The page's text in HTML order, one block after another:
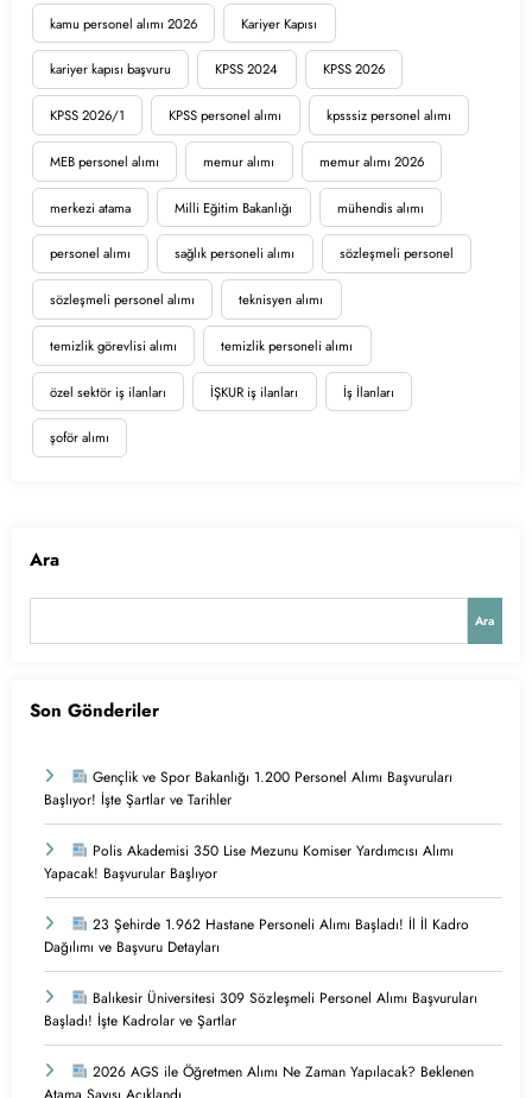
kamu personel alımı 2026 Kariyer Kapısı
kariyer kapısı başvuru KPSS 2024 KPSS 2026
KPSS 2026/1 KPSS personel alımı kpsssiz personel alımı
MEB personel alımı memur alımı memur alımı 2026
merkezi atama Milli Eğitim Bakanlığı mühendis alımı
personel alımı sağlık personeli alımı sözleşmeli personel
sözleşmeli personel alımı teknisyen alımı
temizlik görevlisi alımı temizlik personeli alımı
özel sektör iş ilanları İŞKUR iş ilanları İş İlanları
şoför alımı
Ara
Ara
Son Gönderiler
Gençlik ve Spor Bakanlığı 1.200 Personel Alımı Başvuruları
Başlıyor! İşte Şartlar ve Tarihler
Polis Akademisi 350 Lise Mezunu Komiser Yardımcısı Alımı
Yapacak! Başvurular Başlıyor
23 Şehirde 1.962 Hastane Personeli Alımı Başladı! İl İl Kadro
Dağılımı ve Başvuru Detayları
Balıkesir Üniversitesi 309 Sözleşmeli Personel Alımı Başvuruları
Başladı! İşte Kadrolar ve Şartlar
2026 AGS ile Öğretmen Alımı Ne Zaman Yapılacak? Beklenen